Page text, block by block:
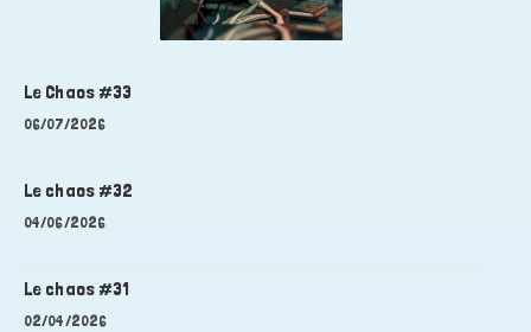
Le Chaos #33
06/07/2026
Le chaos #32
04/06/2026
Le chaos #31
02/04/2026